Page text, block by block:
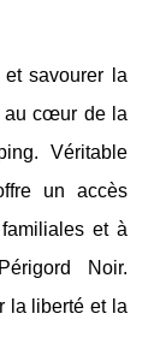
savourer la
au cœur de la
Véritable
un accès
et à
Noir.
la liberté et la